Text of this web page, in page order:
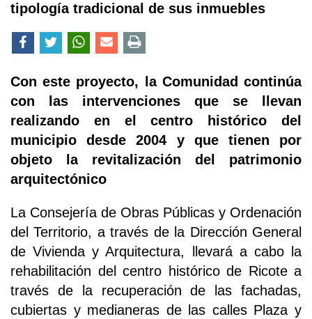
tipología tradicional de sus inmuebles
Con este proyecto, la Comunidad continúa
con las intervenciones que se llevan
realizando en el centro histórico del
municipio desde 2004 y que tienen por
objeto la revitalización del patrimonio
arquitectónico
La Consejería de Obras Públicas y Ordenación
del Territorio, a través de la Dirección General
de Vivienda y Arquitectura, llevará a cabo la
rehabilitación del centro histórico de Ricote a
través de la recuperación de las fachadas,
cubiertas y medianeras de las calles Plaza y